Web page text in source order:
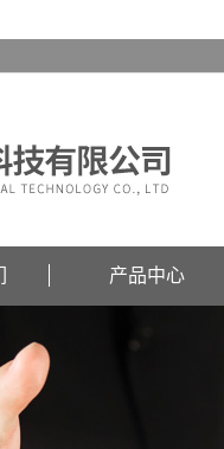
产品中心